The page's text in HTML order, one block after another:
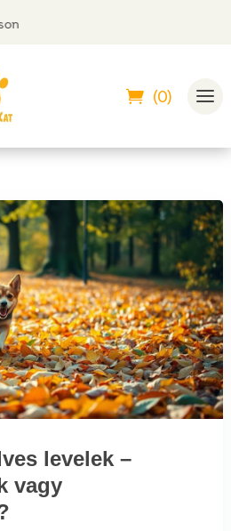
(0)
levelek –
vagy